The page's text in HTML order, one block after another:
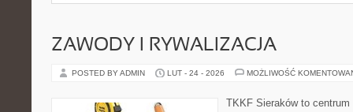
ZAWODY I RYWALIZACJA
POSTED BY ADMIN LUT - 24 - 2026 MOŻLIWOŚĆ
TKKF Sieraków to